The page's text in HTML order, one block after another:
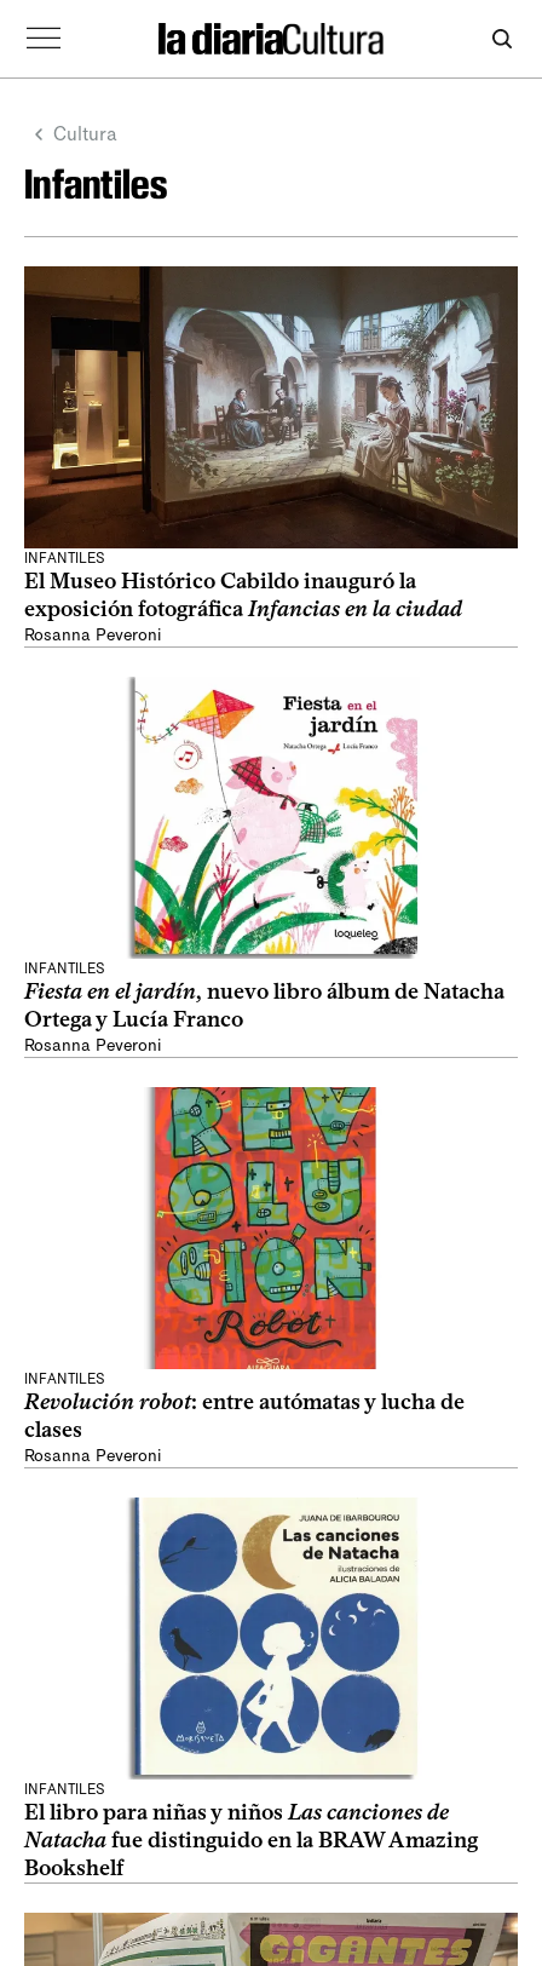
Cultura
Infantiles
INFANTILES
El Museo Histórico Cabildo inauguró la
exposición fotográficaInfancias en la ciudad
Rosanna Peveroni
INFANTILES
Fiesta en el jardín, nuevo libro álbum de Natacha
Ortega y Lucía Franco
Rosanna Peveroni
INFANTILES
Revolución robot: entre autómatas y lucha de
clases
Rosanna Peveroni
INFANTILES
El libro para niñas y niñosLas canciones de
Natachafue distinguido en la BRAW Amazing
Bookshelf